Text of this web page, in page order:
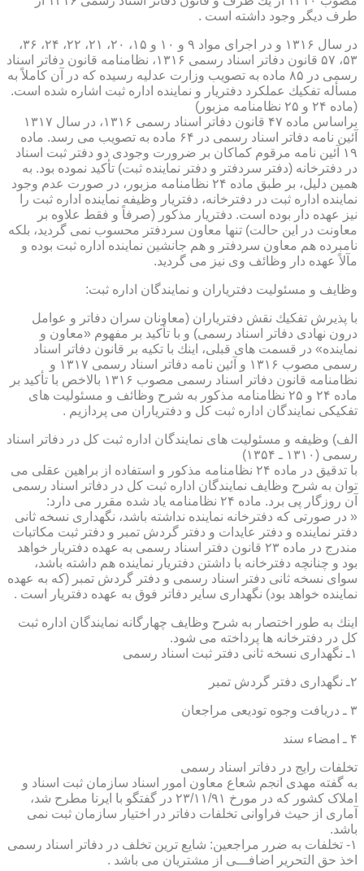
طرف دیگر وجود داشته است .
در سال ۱۳۱۶ و در اجرای مواد ۹ و ۱۰ و ۱۵، ۲۰، ۲۱، ۲۲، ۲۴، ۳۶،
۵۳، ۵۷ قانون دفاتر اسناد رسمی ۱۳۱۶، نظامنامه قانون دفاتر اسناد
رسمی در ۸۵ ماده به تصویب وزارت عدلیه رسیده كه در آن كاملاً به
مسأله تفكیك عملكرد دفتریار و نماینده اداره ثبت اشاره شده است.
(ماده ۲۴ و ۲۵ نظامنامه مزبور)
براساس ماده ۴۷ قانون دفاتر اسناد رسمی ۱۳۱۶، در سال ۱۳۱۷
آئین نامه دفاتر اسناد رسمی در ۶۴ ماده به تصویب می رسد. ماده
۱۹ آئین نامه مرقوم كماكان بر ضرورت وجودی دو دفتر ثبت اسناد
در دفترخانه (دفتر سردفتر و دفتر نماینده ثبت) تأكید نموده بود. به
همین دلیل، بر طبق ماده ۲۴ نظامنامه مزبور، در صورت عدم وجود
نماینده اداره ثبت در دفترخانه، دفتریار وظیفه نماینده اداره ثبت را
نیز عهده دار بوده است. دفتریار مذكور (صرفاً و فقط علاوه بر
معاونت در این حالت) تنها معاون سردفتر محسوب نمی گردید، بلكه
نامبرده هم معاون سردفتر و هم جانشین نماینده اداره ثبت بوده و
مآلاً عهده دار وظائف وی نیز می گردید.
وظایف و مسئولیت دفتریاران و نمایندگان اداره ثبت:
با پذیرش تفكیك نقش دفتریاران (معاونان سران دفاتر و عوامل
درون نهادی دفاتر اسناد رسمی) و با تأكید بر مفهوم «معاون و
نماینده» در قسمت های قبلی، اینك با تكیه بر قانون دفاتر اسناد
رسمی مصوب ۱۳۱۶ و آئین نامه دفاتر اسناد رسمی ۱۳۱۷ و
نظامنامه قانون دفاتر اسناد رسمی مصوب ۱۳۱۶ بالاخص با تأكید بر
ماده ۲۴ و ۲۵ نظامنامه مذكور به شرح وظائف و مسئولیت های
تفكیكی نمایندگان اداره ثبت كل و دفتریاران می پردازیم .
الف) وظیفه و مسئولیت های نمایندگان اداره ثبت كل در دفاتر اسناد
رسمی (۱۳۱۰ ـ ۱۳۵۴)
با تدقیق در ماده ۲۴ نظامنامه مذكور و استفاده از براهین عقلی می
توان به شرح وظایف نمایندگان اداره ثبت كل در دفاتر اسناد رسمی
آن روزگار پی برد. ماده ۲۴ نظامنامه یاد شده مقرر می دارد:
« در صورتی كه دفترخانه نماینده نداشته باشد، نگهداری نسخه ثانی
دفتر نماینده و دفتر عایدات و دفتر گردش تمبر و دفتر ثبت مكاتبات
مندرج در ماده ۲۳ قانون دفتر اسناد رسمی به عهده دفتریار خواهد
بود و چنانچه دفترخانه با داشتن دفتریار نماینده هم داشته باشد،
سوای نسخه ثانی دفتر اسناد رسمی و دفتر گردش تمبر (كه به عهده
نماینده خواهد بود) نگهداری سایر دفاتر فوق به عهده دفتریار است .
اینك به طور اختصار به شرح وظایف چهارگانه نمایندگان اداره ثبت
كل در دفترخانه ها پرداخته می شود.
۱ـ نگهداری نسخه ثانی دفتر ثبت اسناد رسمی
۲ـ نگهداری دفتر گردش تمبر
۳ ـ دریافت وجوه تودیعی مراجعان
۴ ـ امضاء سند
تخلفات رایج در دفاتر اسناد رسمی
به گفته مهدی انجم شعاع معاون امور اسناد سازمان ثبت اسناد و
املاک کشور که در مورخ ۲۳/۱۱/۹۱ در گفتگو با ایرنا مطرح شد،
آماری از حیث فراوانی تخلفات دفاتر در اختیار سازمان ثبت نمی
باشد.
۱- تخلفات به ضرر مراجعین: شایع ترین تخلف در دفاتر اسناد رسمی
اخذ حق التحریر اضافـــی از مشتریان می باشد .